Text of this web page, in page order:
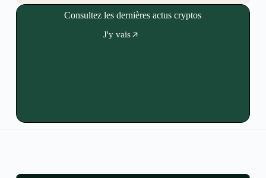
Consultez les dernières actus cryptos
J'y vais